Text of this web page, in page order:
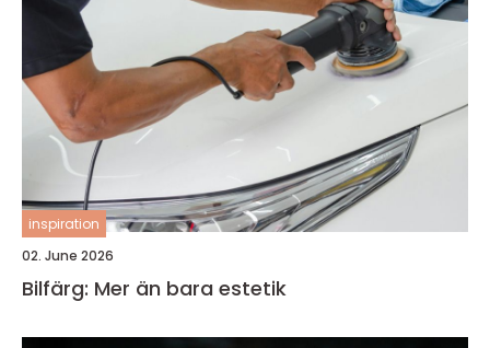
inspiration
02. June 2026
Bilfärg: Mer än bara estetik